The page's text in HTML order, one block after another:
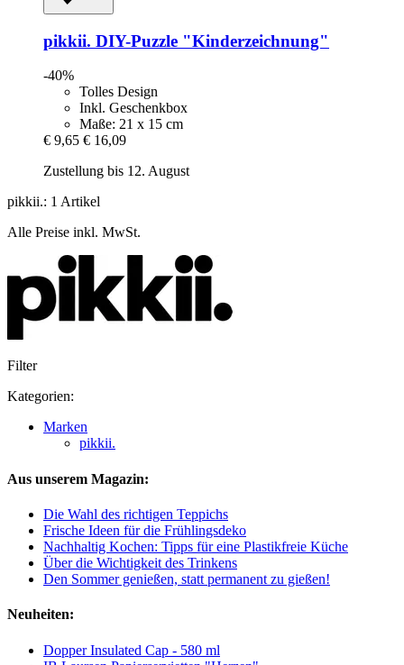
pikkii. DIY-​Puzzle "Kinderzeichnung"
-40%
Tolles Design
Inkl. Geschenkbox
Maße: 21 x 15 cm
€ 9,65 € 16,09
Zustellung bis 12. August
pikkii.: 1 Artikel
Alle Preise inkl. MwSt.
Filter
Kategorien:
Marken
pikkii.
Aus unserem Magazin:
Die Wahl des richtigen Teppichs
Frische Ideen für die Frühlingsdeko
Nachhaltig Kochen: Tipps für eine Plastikfreie Küche
Über die Wichtigkeit des Trinkens
Den Sommer genießen, statt permanent zu gießen!
Neuheiten:
Dopper Insulated Cap - 580 ml